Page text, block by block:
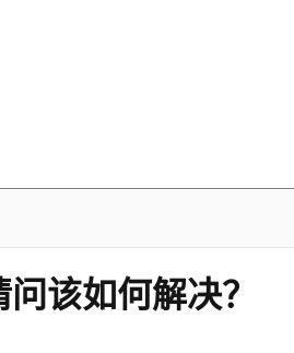
该如何解决？